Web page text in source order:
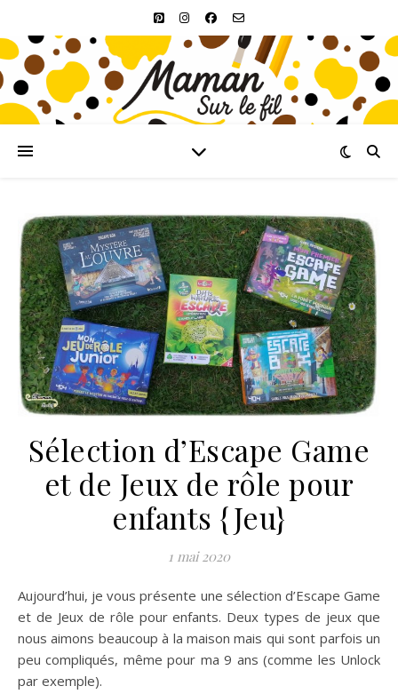
Sélection d’Escape Game
et de Jeux de rôle pour
enfants {Jeu}
1 mai 2020
Aujourd’hui, je vous présente une sélection d’Escape Game
et de Jeux de rôle pour enfants. Deux types de jeux que
nous aimons beaucoup à la maison mais qui sont parfois un
peu compliqués, même pour ma 9 ans (comme les Unlock
par exemple).